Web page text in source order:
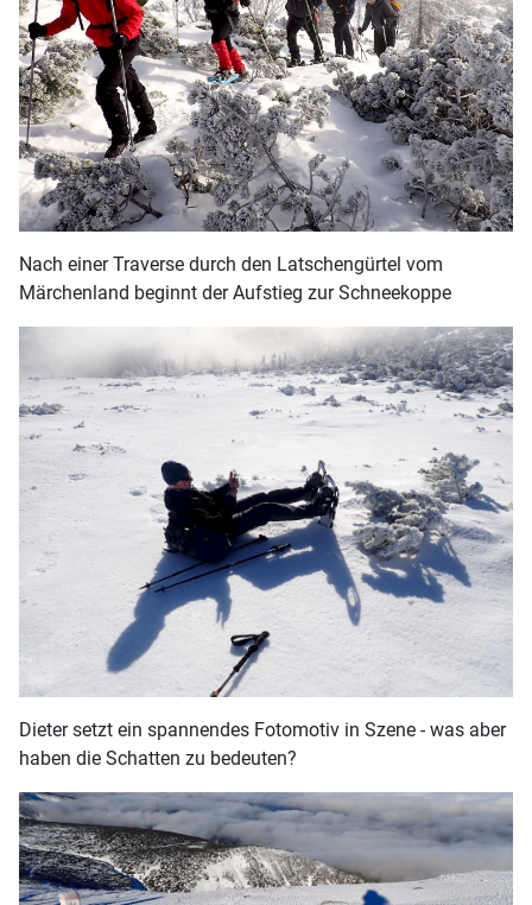
Nach einer Traverse durch den Latschengürtel vom
Märchenland beginnt der Aufstieg zur Schneekoppe
Dieter setzt ein spannendes Fotomotiv in Szene - was aber
haben die Schatten zu bedeuten?